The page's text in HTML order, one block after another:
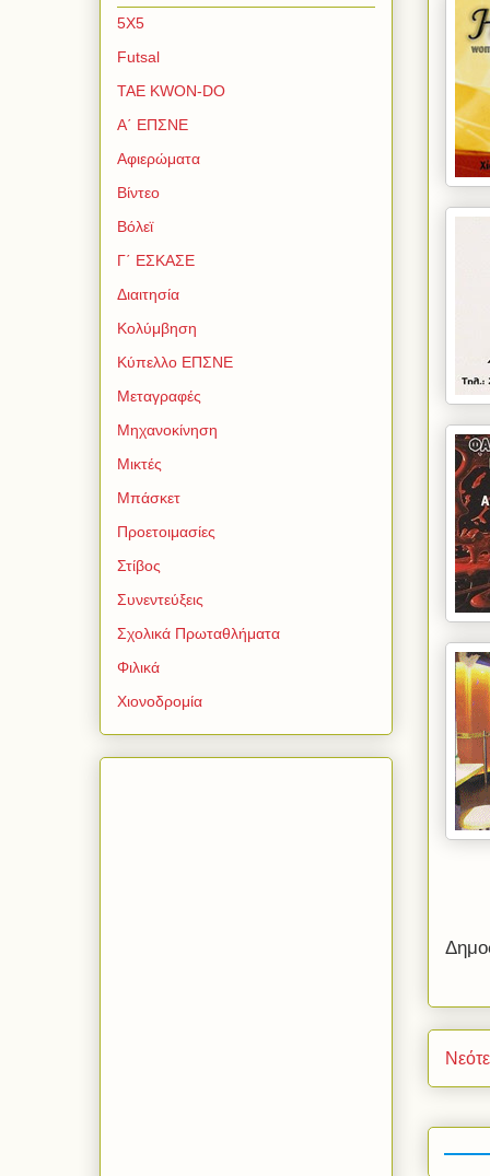
5Χ5
Futsal
TAE KWON-DO
Α΄ ΕΠΣΝΕ
Αφιερώματα
Βίντεο
Βόλεϊ
Γ΄ ΕΣΚΑΣΕ
Διαιτησία
Κολύμβηση
Κύπελλο ΕΠΣΝΕ
Μεταγραφές
Μηχανοκίνηση
Μικτές
Μπάσκετ
Προετοιμασίες
Στίβος
Συνεντεύξεις
Σχολικά Πρωταθλήματα
Φιλικά
Χιονοδρομία